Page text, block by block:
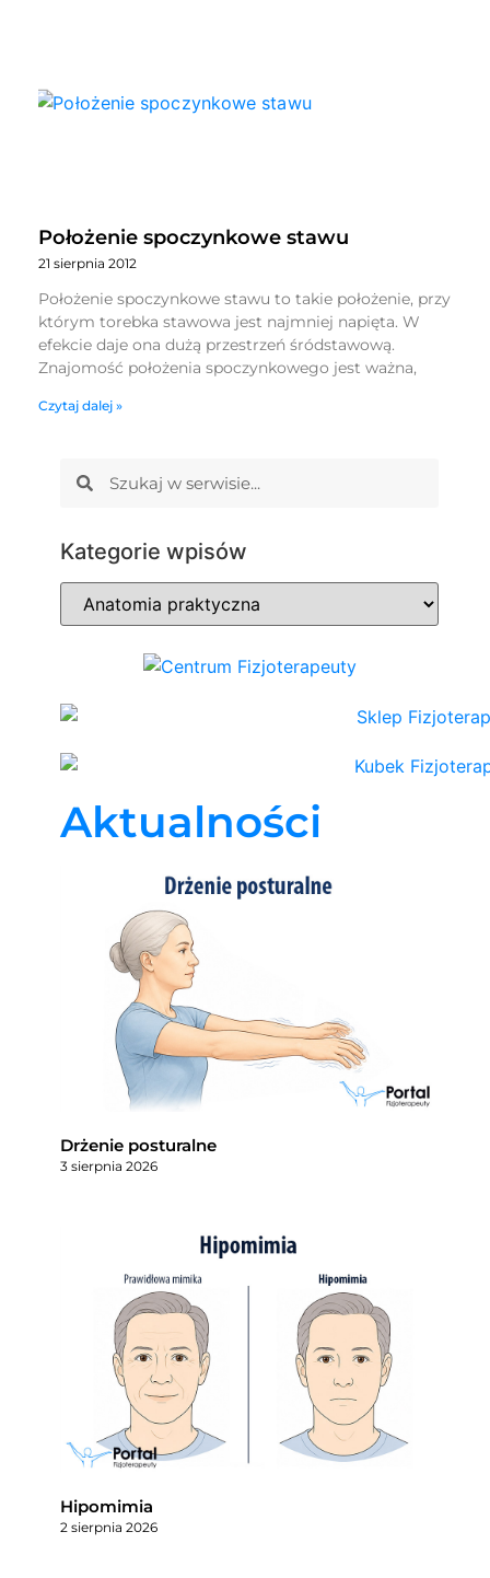
Położenie spoczynkowe stawu
21 sierpnia 2012
Położenie spoczynkowe stawu to takie położenie, przy
którym torebka stawowa jest najmniej napięta. W
efekcie daje ona dużą przestrzeń śródstawową.
Znajomość położenia spoczynkowego jest ważna,
Czytaj dalej »
Kategorie wpisów
Aktualności
Drżenie posturalne
3 sierpnia 2026
Hipomimia
2 sierpnia 2026